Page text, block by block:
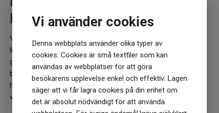
Vi använder cookies
Denna webbplats använder olika typer av
cookies. Cookies är små textfiler som kan
användas av webbplatser för att göra
besökarens upplevelse enkel och effektiv. Lagen
säger att vi får lagra cookies på din enhet om
det är absolut nödvändigt för att använda
hittar du hos oss!
Vårt breda sortiment hälsoprodukter speglas av ett nästintill
lika brett utbud av varumärken. Urvalet i vår webbshop är alltid
grundat i att dessa ska vara så skonsamma som möjligt mot
både oss & planeten. Här finner du allt inom kosttillskott,
hälsokost- och skönhetsprodukter från både äldre
välbeprövade varumärken till nya uppstickare.